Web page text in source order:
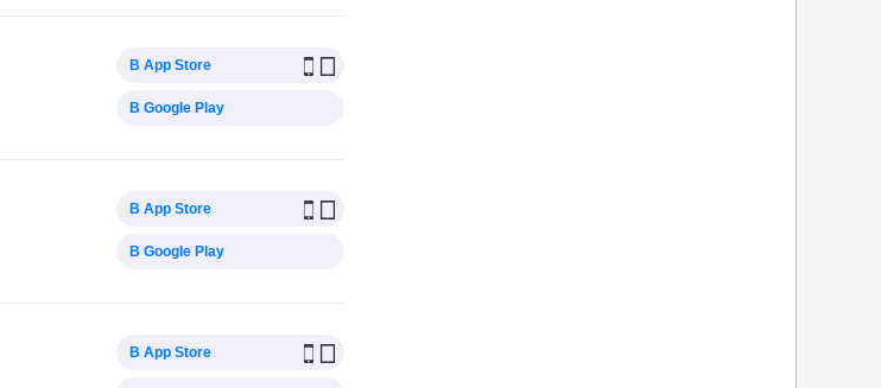
В App Store
В Google Play
В App Store
В Google Play
В App Store